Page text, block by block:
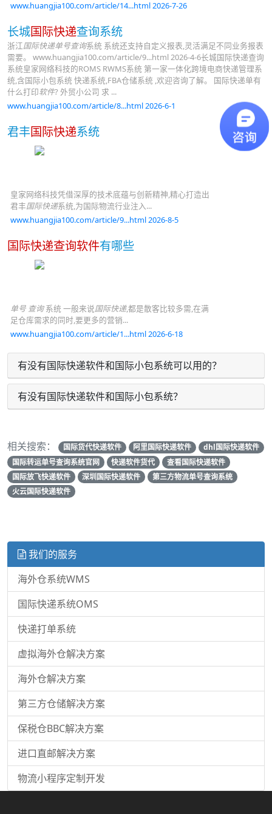
www.huangjia100.com/article/14...html 2026-7-26
长城国际快递查询系统
浙江国际快递单号查询系统 系统还支持自定义报表,灵活满足不同业务报表
需要。 www.huangjia100.com/article/9...html 2026-4-6长城国际快递查询
系统皇家网络科技的ROMS RWMS系统 第一家一体化跨境电商快递管理系
统,含国际小包系统 快递系统,FBA仓储系统 ,欢迎咨询了解。 国际快递单有
什么打印软件? 外贸小公司 求 ...
www.huangjia100.com/article/8...html 2026-6-1
君丰国际快递系统
皇家网络科技凭借深厚的技术底蕴与创新精神,精心打造出
君丰国际快递系统,为国际物流行业注入...
www.huangjia100.com/article/9...html 2026-8-5
国际快递查询软件有哪些
单号 查询系统 一般来说国际快递,都是散客比较多需,在满
足仓库需求的同时,要更多的营销...
www.huangjia100.com/article/1...html 2026-6-18
有没有国际快递软件和国际小包系统可以用的？
有没有国际快递软件和国际小包系统？
相关搜索： 国际货代快递软件 阿里国际快递软件
dhl国际快递软件
国际转运单号查询系统官网
快递软件货代
查看国际快递软件
国际放飞快递软件
深圳国际快递软件
第三方物流单号查询系统
火云国际快递软件
我们的服务
海外仓系统WMS
国际快递系统OMS
快递打单系统
虚拟海外仓解决方案
海外仓解决方案
第三方仓储解决方案
保税仓BBC解决方案
进口直邮解决方案
物流小程序定制开发